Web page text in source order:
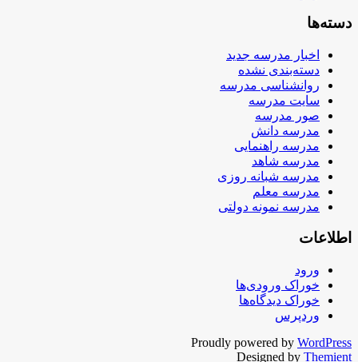
دسته‌ها
اخبار مدرسه جدید
دسته‌بندی نشده
روانشناسی مدرسه
سایت مدرسه
صور مدرسه
مدرسه دانش
مدرسه راهنمایی
مدرسه شاهد
مدرسه شبانه روزی
مدرسه معلم
مدرسه نمونه دولتی
اطلاعات
ورود
خوراک ورودی‌ها
خوراک دیدگاه‌ها
وردپرس
Proudly powered by WordPress
Designed by Themient